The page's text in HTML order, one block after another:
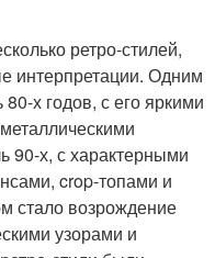
ретро-стилей,
интерпретации. Одним
х годов, с его яркими
90-х, с характерными
crop-топами и
стало возрождение
узорами и